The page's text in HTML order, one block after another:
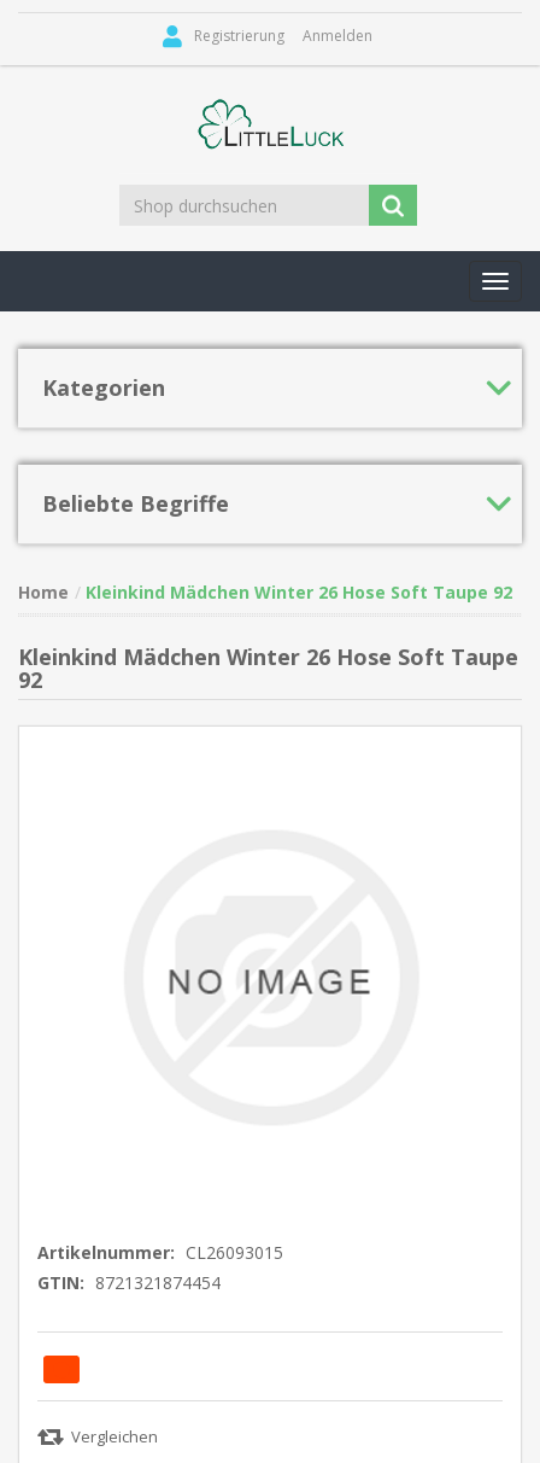
Registrierung Anmelden
Kategorien
Beliebte Begriffe
Home Kleinkind Mädchen Winter 26 Hose Soft Taupe 92
Kleinkind Mädchen Winter 26 Hose Soft Taupe
92
Artikelnummer: CL26093015
GTIN: 8721321874454